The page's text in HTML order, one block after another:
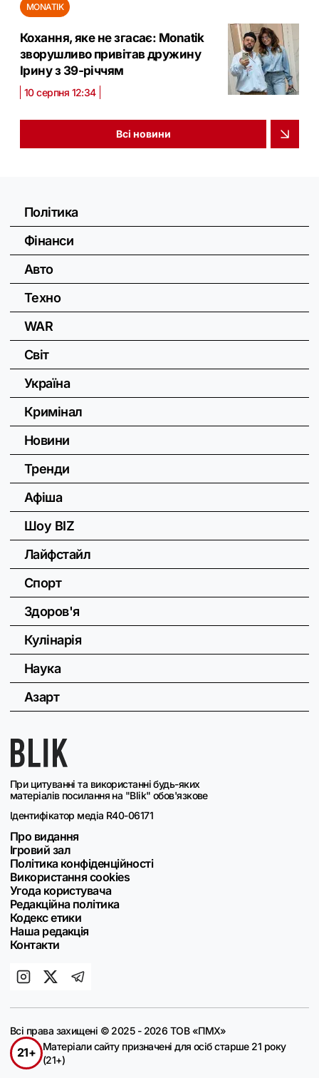
MONATIK
Кохання, яке не згасає: Monatik
зворушливо привітав дружину
Ірину з 39-річчям
10 серпня 12:34
Всі новини
При цитуванні та використанні будь-яких
матеріалів посилання на "Blik" обов'язкове
Ідентифікатор медіа R40-06171
Про видання
Ігровий зал
Політика конфіденційності
Використання cookies
Угода користувача
Редакційна політика
Кодекс етики
Наша редакція
Контакти
Політика
Фінанси
Авто
Техно
WAR
Світ
Україна
Кримінал
Новини
Тренди
Афіша
Шоу BIZ
Лайфстайл
Спорт
Здоров'я
Кулінарія
Наука
Азарт
Всі права захищені © 2025 - 2026 ТОВ «ПМХ»
21+
Матеріали сайту призначені для осіб старше 21 року
(21+)